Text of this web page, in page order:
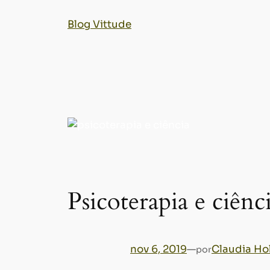
Blog Vittude
Psicoterapia e
nov 6, 2019—porClaudia